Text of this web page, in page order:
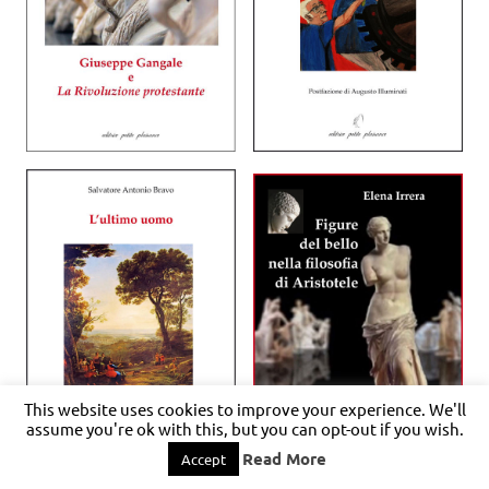
This website uses cookies to improve your experience. We'll
assume you're ok with this, but you can opt-out if you wish.
Accept Read More